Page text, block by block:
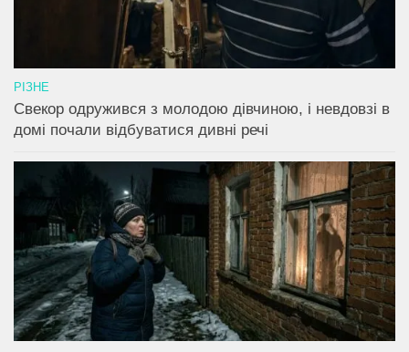
РІЗНЕ
Свекор одружився з молодою дівчиною, і невдовзі в
домі почали відбуватися дивні речі